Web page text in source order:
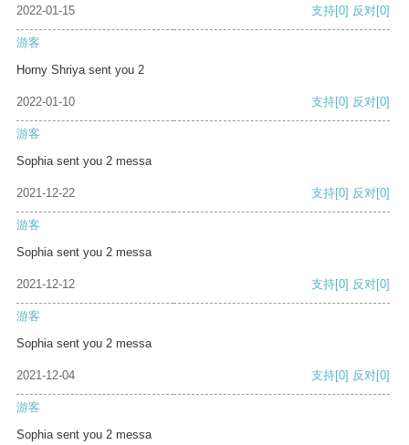
2022-01-15 支持[0] 反对[0]
游客
Horny Shriya sent you 2
2022-01-10 支持[0] 反对[0]
游客
Sophia sent you 2 messa
2021-12-22 支持[0] 反对[0]
游客
Sophia sent you 2 messa
2021-12-12 支持[0] 反对[0]
游客
Sophia sent you 2 messa
2021-12-04 支持[0] 反对[0]
游客
Sophia sent you 2 messa